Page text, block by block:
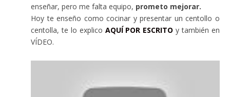
enseñar, pero me falta equipo, prometo mejorar.
Hoy te enseño como cocinar y presentar un centollo o
centolla, te lo explico AQUÍ POR ESCRITO y también en
VÍDEO.